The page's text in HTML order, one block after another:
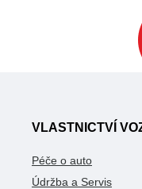
VLASTNICTVÍ
Péče o auto
Údržba a Servis